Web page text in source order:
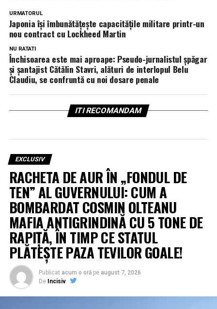
URMATORUL
Japonia își îmbunătățește capacitățile militare printr-un
nou contract cu Lockheed Martin
NU RATATI
Închisoarea este mai aproape: Pseudo-jurnalistul șpăgar
și șantajist Cătălin Stavri, alături de interlopul Belu
Claudiu, se confruntă cu noi dosare penale
ITI RECOMANDAM
EXCLUSIV
RACHETA DE AUR ÎN „FONDUL DE
TEN” AL GUVERNULUI: CUM A
BOMBARDAT COSMIN OLTEANU
MAFIA ANTIGRINDINĂ CU 5 TONE DE
RAPIȚĂ, ÎN TIMP CE STATUL
PLĂTEȘTE PAZA TEVILOR GOALE!
Publicat acum o oră pe august 7, 2026
De Incisiv